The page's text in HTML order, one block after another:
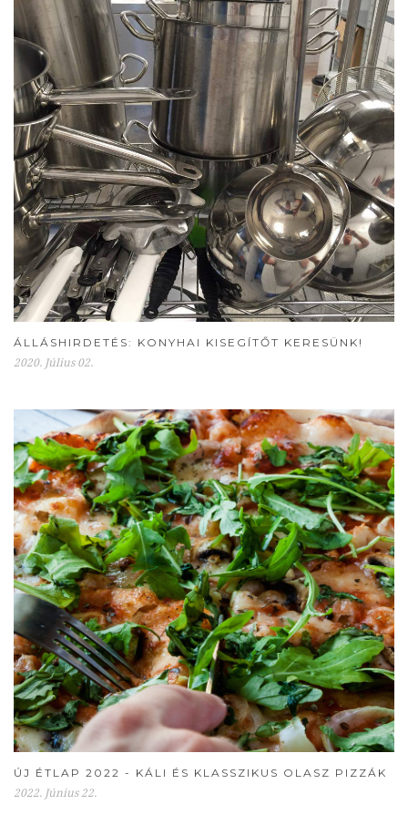
ÁLLÁSHIRDETÉS: KONYHAI KISEGÍTŐT KERESÜNK!
2020. Július 02.
ÚJ ÉTLAP 2022 - KÁLI ÉS KLASSZIKUS OLASZ PIZZÁK
2022. Június 22.